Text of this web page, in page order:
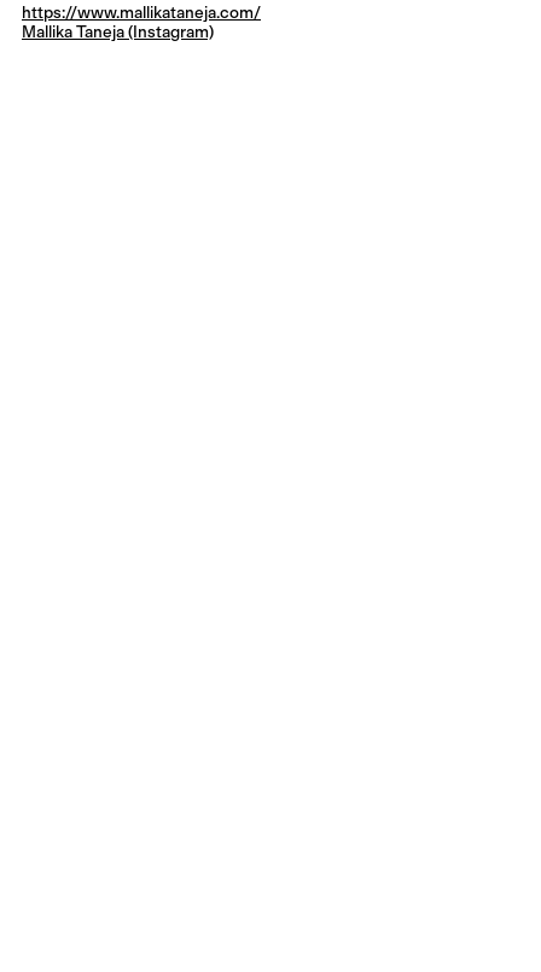
https://www.mallikataneja.com/
Mallika Taneja (Instagram)